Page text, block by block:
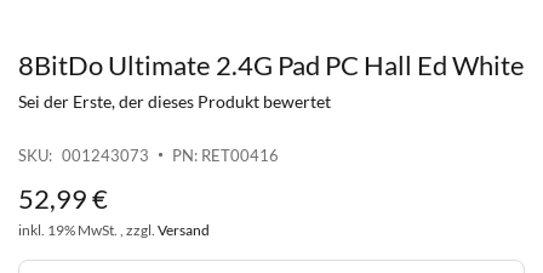
8BitDo Ultimate 2.4G Pad PC Hall Ed White
SKU 001243073 PN: RET00416
Sei der Erste, der dieses Produkt bewertet
52,99€
inkl. 19% MwSt. , zzgl. Versand
Zum
Bildgalerie